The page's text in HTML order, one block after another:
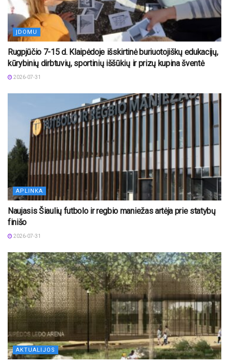
ĮDOMU
Rugpjūčio 7-15 d. Klaipėdoje išskirtinė buriuotojiškų edukacijų,
kūrybinių dirbtuvių, sportinių iššūkių ir prizų kupina šventė
2026-07-31
APLINKA
Naujasis Šiaulių futbolo ir regbio maniežas artėja prie statybų
finišo
2026-07-31
AKTUALIJOS